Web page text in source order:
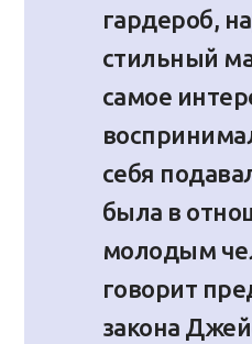
гардероб,
стильный
самое
себя
была в
молодым
говорит
закона